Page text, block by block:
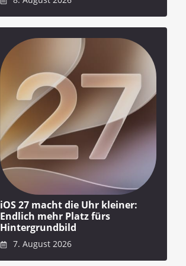
iOS 27 macht die Uhr kleiner:
Endlich mehr Platz fürs
Hintergrundbild
7. August 2026